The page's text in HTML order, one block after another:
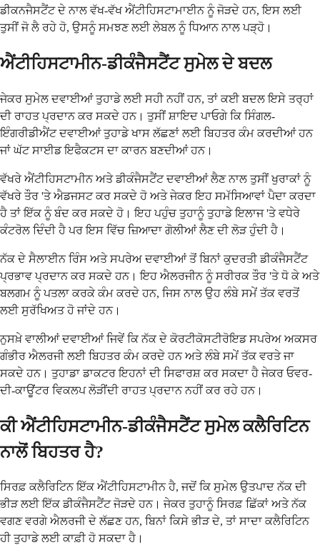
ਡੀਕਨਜੈਸਟੈਂਟ ਦੇ ਨਾਲ ਵੱਖ-ਵੱਖ ਐਂਟੀਹਿਸਟਾਮਾਈਨ ਨੂੰ ਜੋੜਦੇ ਹਨ, ਇਸ ਲਈ
ਤੁਸੀਂ ਜੋ ਲੈ ਰਹੇ ਹੋ, ਉਸਨੂੰ ਸਮਝਣ ਲਈ ਲੇਬਲ ਨੂੰ ਧਿਆਨ ਨਾਲ ਪੜ੍ਹੋ।
ਐਂਟੀਹਿਸਟਾਮੀਨ-ਡੀਕੰਜੈਸਟੈਂਟ ਸੁਮੇਲ ਦੇ ਬਦਲ
ਜੇਕਰ ਸੁਮੇਲ ਦਵਾਈਆਂ ਤੁਹਾਡੇ ਲਈ ਸਹੀ ਨਹੀਂ ਹਨ, ਤਾਂ ਕਈ ਬਦਲ ਇਸੇ ਤਰ੍ਹਾਂ
ਦੀ ਰਾਹਤ ਪ੍ਰਦਾਨ ਕਰ ਸਕਦੇ ਹਨ। ਤੁਸੀਂ ਸ਼ਾਇਦ ਪਾਓਗੇ ਕਿ ਸਿੰਗਲ-
ਇੰਗਰੀਡੀਐਂਟ ਦਵਾਈਆਂ ਤੁਹਾਡੇ ਖਾਸ ਲੱਛਣਾਂ ਲਈ ਬਿਹਤਰ ਕੰਮ ਕਰਦੀਆਂ ਹਨ
ਜਾਂ ਘੱਟ ਸਾਈਡ ਇਫੈਕਟਸ ਦਾ ਕਾਰਨ ਬਣਦੀਆਂ ਹਨ।
ਵੱਖਰੇ ਐਂਟੀਹਿਸਟਾਮੀਨ ਅਤੇ ਡੀਕੰਜੈਸਟੈਂਟ ਦਵਾਈਆਂ ਲੈਣ ਨਾਲ ਤੁਸੀਂ ਖੁਰਾਕਾਂ ਨੂੰ
ਵੱਖਰੇ ਤੌਰ 'ਤੇ ਐਡਜਸਟ ਕਰ ਸਕਦੇ ਹੋ ਅਤੇ ਜੇਕਰ ਇਹ ਸਮੱਸਿਆਵਾਂ ਪੈਦਾ ਕਰਦਾ
ਹੈ ਤਾਂ ਇੱਕ ਨੂੰ ਬੰਦ ਕਰ ਸਕਦੇ ਹੋ। ਇਹ ਪਹੁੰਚ ਤੁਹਾਨੂੰ ਤੁਹਾਡੇ ਇਲਾਜ 'ਤੇ ਵਧੇਰੇ
ਕੰਟਰੋਲ ਦਿੰਦੀ ਹੈ ਪਰ ਇਸ ਵਿੱਚ ਜ਼ਿਆਦਾ ਗੋਲੀਆਂ ਲੈਣ ਦੀ ਲੋੜ ਹੁੰਦੀ ਹੈ।
ਨੱਕ ਦੇ ਸੈਲਾਈਨ ਰਿੰਸ ਅਤੇ ਸਪਰੇਅ ਦਵਾਈਆਂ ਤੋਂ ਬਿਨਾਂ ਕੁਦਰਤੀ ਡੀਕੰਜੈਸਟੈਂਟ
ਪ੍ਰਭਾਵ ਪ੍ਰਦਾਨ ਕਰ ਸਕਦੇ ਹਨ। ਇਹ ਐਲਰਜੀਨ ਨੂੰ ਸਰੀਰਕ ਤੌਰ 'ਤੇ ਧੋ ਕੇ ਅਤੇ
ਬਲਗਮ ਨੂੰ ਪਤਲਾ ਕਰਕੇ ਕੰਮ ਕਰਦੇ ਹਨ, ਜਿਸ ਨਾਲ ਉਹ ਲੰਬੇ ਸਮੇਂ ਤੱਕ ਵਰਤੋਂ
ਲਈ ਸੁਰੱਖਿਅਤ ਹੋ ਜਾਂਦੇ ਹਨ।
ਨੁਸਖ਼ੇ ਵਾਲੀਆਂ ਦਵਾਈਆਂ ਜਿਵੇਂ ਕਿ ਨੱਕ ਦੇ ਕੋਰਟੀਕੋਸਟੀਰੋਇਡ ਸਪਰੇਅ ਅਕਸਰ
ਗੰਭੀਰ ਐਲਰਜੀ ਲਈ ਬਿਹਤਰ ਕੰਮ ਕਰਦੇ ਹਨ ਅਤੇ ਲੰਬੇ ਸਮੇਂ ਤੱਕ ਵਰਤੇ ਜਾ
ਸਕਦੇ ਹਨ। ਤੁਹਾਡਾ ਡਾਕਟਰ ਇਹਨਾਂ ਦੀ ਸਿਫਾਰਸ਼ ਕਰ ਸਕਦਾ ਹੈ ਜੇਕਰ ਓਵਰ-
ਦੀ-ਕਾਊਂਟਰ ਵਿਕਲਪ ਲੋੜੀਂਦੀ ਰਾਹਤ ਪ੍ਰਦਾਨ ਨਹੀਂ ਕਰ ਰਹੇ ਹਨ।
ਕੀ ਐਂਟੀਹਿਸਟਾਮੀਨ-ਡੀਕੰਜੈਸਟੈਂਟ ਸੁਮੇਲ ਕਲੈਰਿਟਿਨ
ਨਾਲੋਂ ਬਿਹਤਰ ਹੈ?
ਸਿਰਫ਼ ਕਲੈਰਿਟਿਨ ਇੱਕ ਐਂਟੀਹਿਸਟਾਮੀਨ ਹੈ, ਜਦੋਂ ਕਿ ਸੁਮੇਲ ਉਤਪਾਦ ਨੱਕ ਦੀ
ਭੀੜ ਲਈ ਇੱਕ ਡੀਕੰਜੈਸਟੈਂਟ ਜੋੜਦੇ ਹਨ। ਜੇਕਰ ਤੁਹਾਨੂੰ ਸਿਰਫ਼ ਛਿੱਕਾਂ ਅਤੇ ਨੱਕ
ਵਗਣ ਵਰਗੇ ਐਲਰਜੀ ਦੇ ਲੱਛਣ ਹਨ, ਬਿਨਾਂ ਕਿਸੇ ਭੀੜ ਦੇ, ਤਾਂ ਸਾਦਾ ਕਲੈਰਿਟਿਨ
ਹੀ ਤੁਹਾਡੇ ਲਈ ਕਾਫ਼ੀ ਹੋ ਸਕਦਾ ਹੈ।